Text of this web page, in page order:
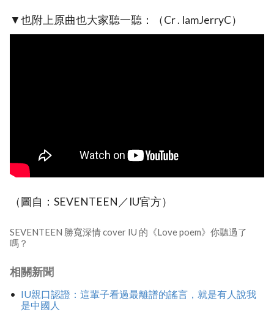
▼也附上原曲也大家聽一聽：（Cr . IamJerryC）
（圖自：SEVENTEEN／IU官方）
SEVENTEEN 勝寬深情 cover IU 的《Love poem》你聽過了
嗎？
相關新聞
IU親口認證：這輩子看過最離譜的謠言，就是有人說我
是中國人